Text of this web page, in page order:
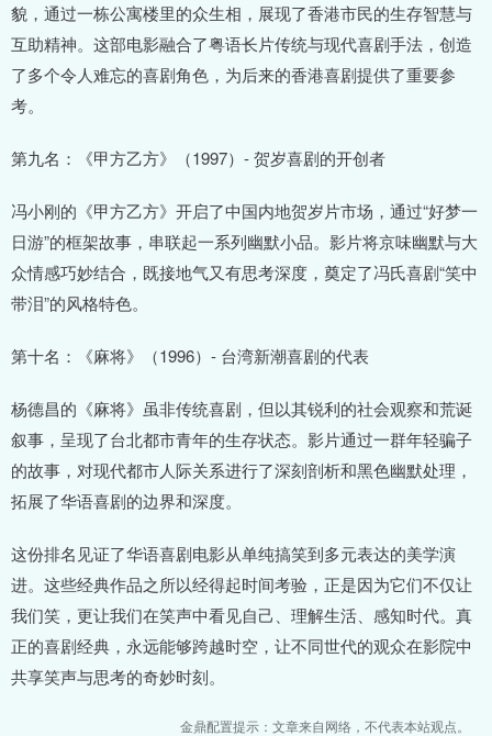
貌，通过一栋公寓楼里的众生相，展现了香港市民的生存智慧与
互助精神。这部电影融合了粤语长片传统与现代喜剧手法，创造
了多个令人难忘的喜剧角色，为后来的香港喜剧提供了重要参
考。
第九名：《甲方乙方》（1997）- 贺岁喜剧的开创者
冯小刚的《甲方乙方》开启了中国内地贺岁片市场，通过“好梦一
日游”的框架故事，串联起一系列幽默小品。影片将京味幽默与大
众情感巧妙结合，既接地气又有思考深度，奠定了冯氏喜剧“笑中
带泪”的风格特色。
第十名：《麻将》（1996）- 台湾新潮喜剧的代表
杨德昌的《麻将》虽非传统喜剧，但以其锐利的社会观察和荒诞
叙事，呈现了台北都市青年的生存状态。影片通过一群年轻骗子
的故事，对现代都市人际关系进行了深刻剖析和黑色幽默处理，
拓展了华语喜剧的边界和深度。
这份排名见证了华语喜剧电影从单纯搞笑到多元表达的美学演
进。这些经典作品之所以经得起时间考验，正是因为它们不仅让
我们笑，更让我们在笑声中看见自己、理解生活、感知时代。真
正的喜剧经典，永远能够跨越时空，让不同世代的观众在影院中
共享笑声与思考的奇妙时刻。
金鼎配置提示：文章来自网络，不代表本站观点。